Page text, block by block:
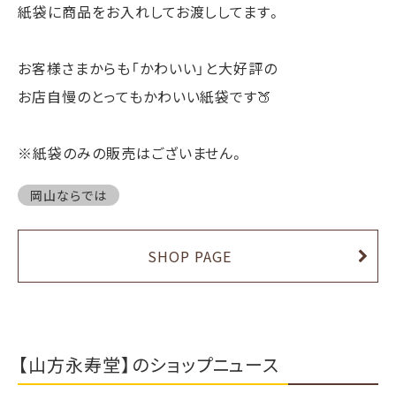
紙袋に商品をお入れしてお渡ししてます。
お客様さまからも「かわいい」と大好評の
お店自慢のとってもかわいい紙袋です🍑
※紙袋のみの販売はございません。
岡山ならでは
SHOP PAGE
【山方永寿堂】のショップニュース